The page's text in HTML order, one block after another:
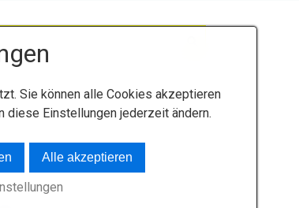
Impressum
GmbH
Sie können alle Cookies akzeptieren
diese Einstellungen jederzeit ändern.
Alle akzeptieren